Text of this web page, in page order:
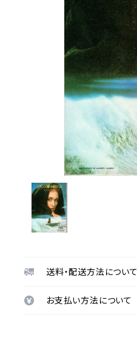
送料・配送方法について
お支払い方法について